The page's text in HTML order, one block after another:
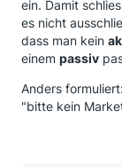
ein. Damit
es nicht
dass man kein
einem passiv
Anders
"bitte kein